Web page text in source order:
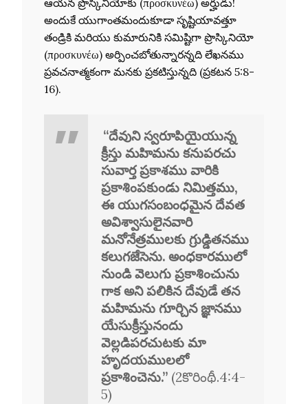
అందుకే యుగాంతమందుకూడా సృష్టియావత్తూ
తండ్రికి మరియు కుమారునికి సమిష్టిగా ప్రొస్కినియో
(προσκυνέω) అర్పించబోతున్నారన్నది లేఖనము
ప్రవచనాత్మకంగా మనకు ప్రకటిస్తున్నది (ప్రకటన 5:8-
16).
“దేవుని స్వరూపియైయున్న
క్రీస్తు మహిమను కనుపరచు
సువార్త ప్రకాశము వారికి
ప్రకాశింపకుండు నిమిత్తము,
ఈ యుగసంబంధమైన దేవత
అవిశ్వాసులైనవారి
మనోనేత్రములకు గ్రుడ్డితనము
కలుగజేసెను. అంధకారములో
నుండి వెలుగు ప్రకాశించును
గాక అని పలికిన దేవుడే తన
మహిమను గూర్చిన జ్ఞానము
యేసుక్రీస్తునందు
వెల్లడిపరచుటకు మా
హృదయములలో
ప్రకాశించెను.” (2కొరింథీ.4:4-
5)